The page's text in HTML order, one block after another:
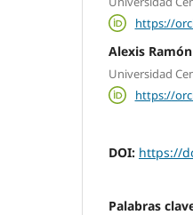
https://
Alexis
Universidad
https://
DOI: https://
Palabras